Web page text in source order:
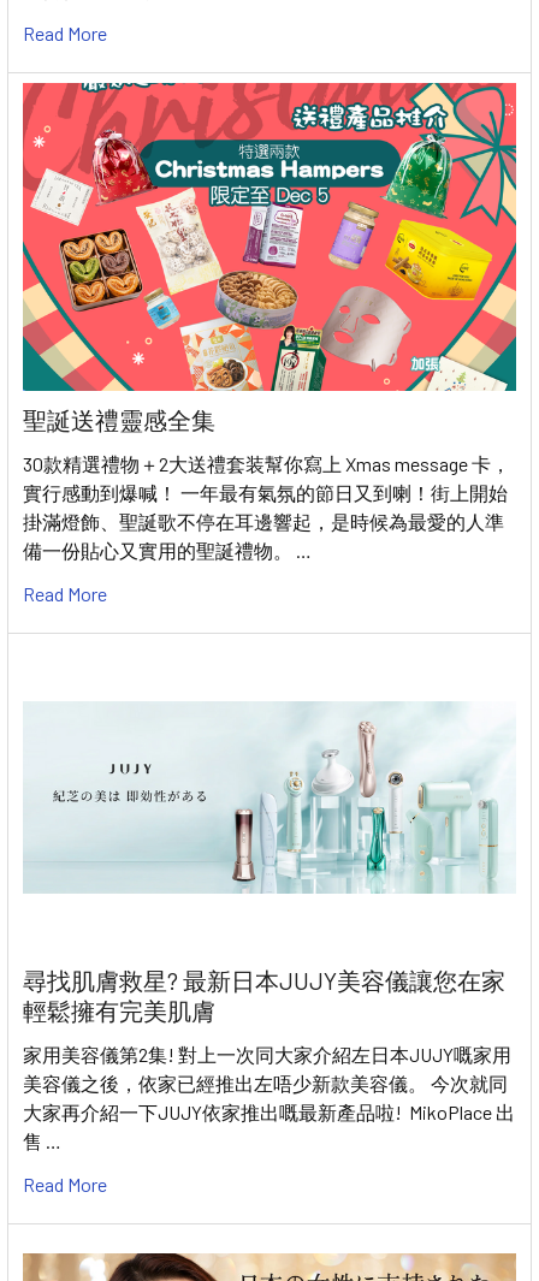
Read More
聖誕送禮靈感全集
30款精選禮物＋2大送禮套装幫你寫上 Xmas message 卡，
實行感動到爆喊！ 一年最有氣氛的節日又到喇！街上開始
掛滿燈飾、聖誕歌不停在耳邊響起，是時候為最愛的人準
備一份貼心又實用的聖誕禮物。 …
Read More
尋找肌膚救星? 最新日本JUJY美容儀讓您在家
輕鬆擁有完美肌膚
家用美容儀第2集! 對上一次同大家介紹左日本JUJY嘅家用
美容儀之後，依家已經推出左唔少新款美容儀。 今次就同
大家再介紹一下JUJY依家推出嘅最新產品啦! MikoPlace 出
售 …
Read More